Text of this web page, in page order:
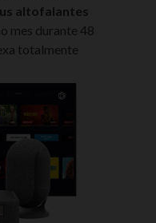
altofalantes
mes durante 48
totalmente